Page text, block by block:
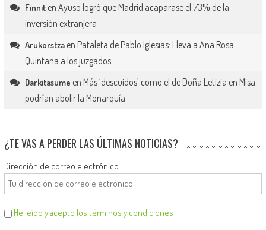
Finniten Ayuso logró que Madrid acaparase el 73% de la
inversión extranjera
Arukorstzaen Pataleta de Pablo Iglesias: Lleva a Ana Rosa
Quintana a los juzgados
Darkitasume en Más ‘descuidos’ como el de Doña Letizia en Misa
podrían abolir la Monarquía
¿TE VAS A PERDER LAS ÚLTIMAS NOTICIAS?
Dirección de correo electrónico:
He leído y acepto los términos y condiciones